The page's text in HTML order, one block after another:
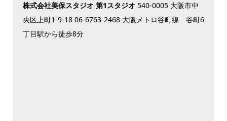
株式会社美保スタジオ 第1スタジオ 540-0005 大阪市中
央区上町1-9-18 06-6763-2468 大阪メトロ谷町線 谷町6
丁目駅から徒歩8分